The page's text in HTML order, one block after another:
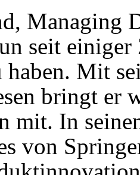
Managing
seit
haben. Mit
bringt er
mit. In
von